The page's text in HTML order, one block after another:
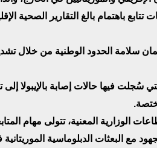
باهتمام بالغ التقارير الصحية
سلامة الحدود الوطنية من خلال
سُجلت فيها حالات إصابة بالإيبولا إلى
المعنية، تتولى مهام
مع البعثات الدبلوماسية